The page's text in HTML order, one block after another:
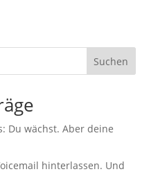
Suchen
Du wächst. Aber deine
hinterlassen. Und